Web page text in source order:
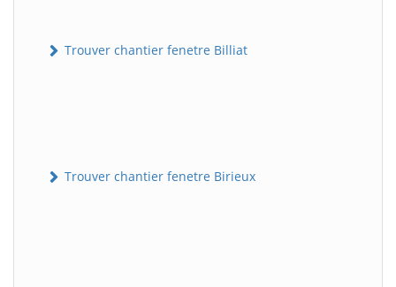
Trouver chantier fenetre Billiat
Trouver chantier fenetre Birieux